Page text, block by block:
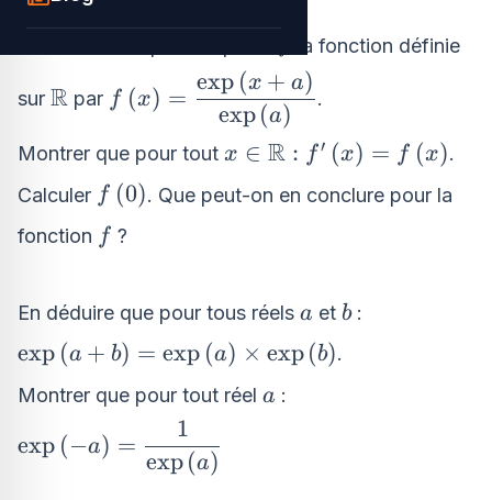
la fonction définie
sur \mathbb{R}
R par {\text{exp}\left(a\right)}
f (x) =
exp(a)
exp (x + a)
.
Montrer que pour tout x \in \mathbb{R} :
x ∈ R : f′ (x) = f (x).
Calculer f\left(0\right)
f (0). Que peut-on en conclure pour la
fonction ff ?
En déduire que pour tous réels a
a et b
b:
\text{exp}\left(b\right)
exp (a + b) = exp (a) × exp (b).
Montrer que pour tout réel a
a :
\text{exp}\left( -
a\right)=\dfrac{1}
exp (−a) =
exp (a)
1